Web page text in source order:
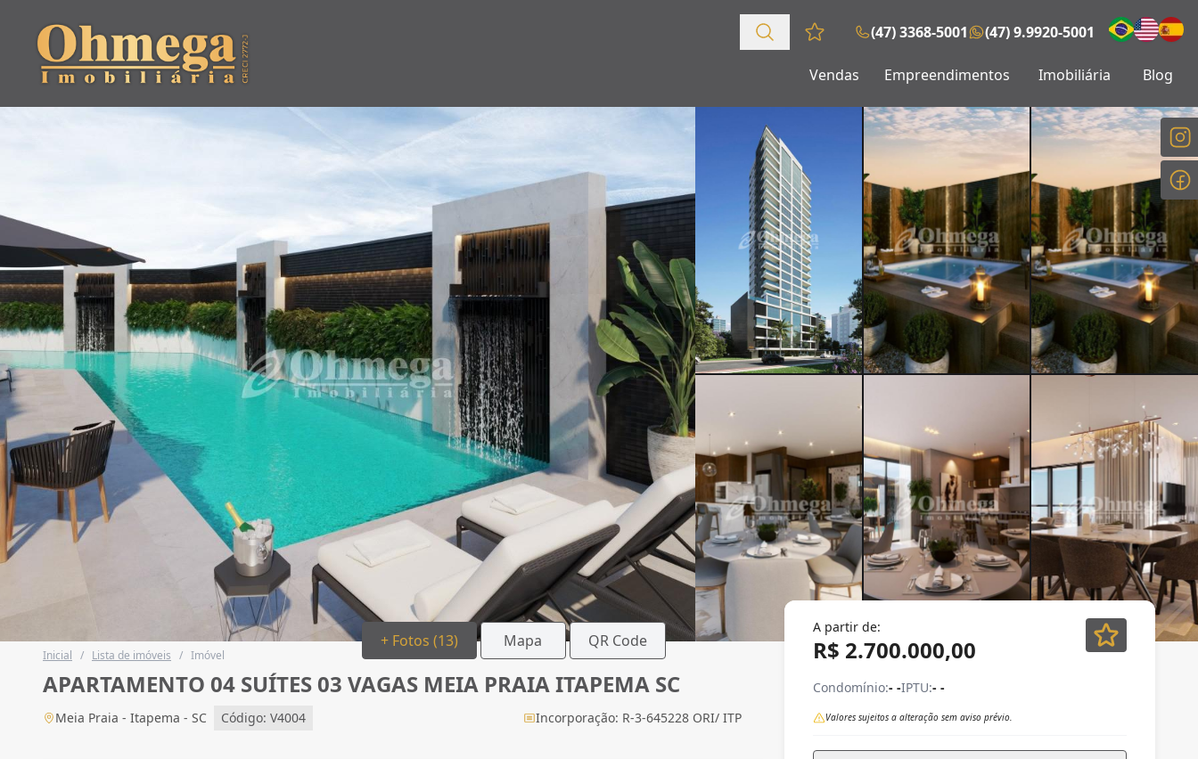
Favoritos (0 itens)
(47) 3368-5001 (47) 9.9920-5001
Vendas Empreendimentos Imobiliária Blog
+ Fotos (13) Mapa QR Code
Inicial / Lista de imóveis / Imóvel
APARTAMENTO 04 SUÍTES 03 VAGAS MEIA PRAIA ITAPEMA SC
Meia Praia - Itapema - SC Código: V4004 Incorporação: R-3-645228 ORI/ ITP
A partir de:
R$ 2.700.000,00
Condomínio:- -IPTU:- -
Valores sujeitos a alteração sem aviso prévio.